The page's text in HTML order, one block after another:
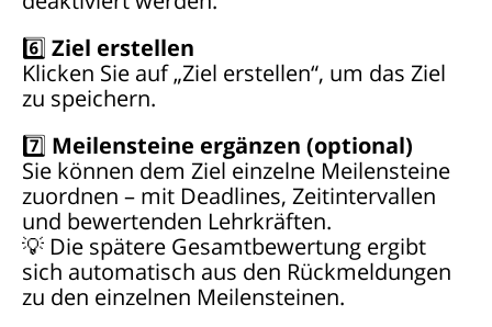
6️⃣ Ziel erstellen
Klicken Sie auf „Ziel erstellen“, um das Ziel
zu speichern.
7️⃣ Meilensteine ergänzen (optional)
Sie können dem Ziel einzelne Meilensteine
zuordnen – mit Deadlines, Zeitintervallen
und bewertenden Lehrkräften.
💡 Die spätere Gesamtbewertung ergibt
sich automatisch aus den Rückmeldungen
zu den einzelnen Meilensteinen.